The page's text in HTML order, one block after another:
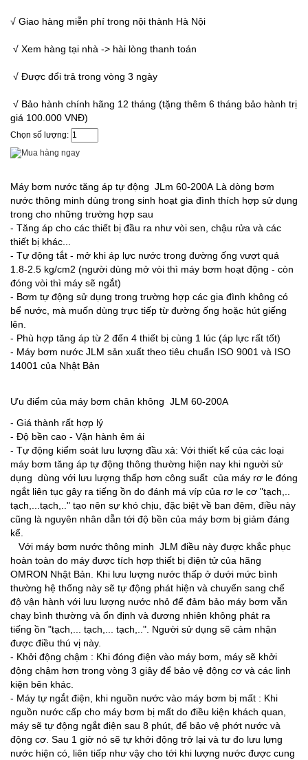
√ Giao hàng miễn phí trong nội thành Hà Nội
√ Xem hàng tại nhà -> hài lòng thanh toán
√ Được đổi trả trong vòng 3 ngày
√ Bảo hành chính hãng 12 tháng (tặng thêm 6 tháng bảo hành trị
giá 100.000 VNĐ)
Chọn số lượng:
Máy bơm nước tăng áp tự động JLm 60-200A Là dòng bơm
nước thông minh dùng trong sinh hoạt gia đình thích hợp sử dụng
trong cho những trường hợp sau
- Tăng áp cho các thiết bị đầu ra như vòi sen, chậu rửa và các
thiết bị khác...
- Tự động tắt - mở khi áp lực nước trong đường ống vượt quá
1.8-2.5 kg/cm2 (người dùng mở vòi thì máy bơm hoạt động - còn
đóng vòi thì máy sẽ ngắt)
- Bơm tự động sử dụng trong trường hợp các gia đình không có
bể nước, mà muốn dùng trực tiếp từ đường ống hoặc hút giếng
lên.
- Phù hợp tăng áp từ 2 đến 4 thiết bị cùng 1 lúc (áp lực rất tốt)
- Máy bơm nước JLM sản xuất theo tiêu chuẩn ISO 9001 và ISO
14001 của Nhật Bản
Ưu điểm của máy bơm chân không JLM 60-200A
- Giá thành rất hợp lý
- Độ bền cao - Vận hành êm ái
- Tự động kiểm soát lưu lượng đầu xả: Với thiết kế của các loại
máy bơm tăng áp tự động thông thường hiện nay khi người sử
dụng dùng với lưu lượng thấp hơn công suất của máy rơ le đóng
ngắt liên tục gây ra tiếng ồn do đánh má víp của rơ le cơ "tạch,..
tạch,...tạch,.." tạo nên sự khó chịu, đặc biệt về ban đêm, điều này
cũng là nguyên nhân dẫn tới độ bền của máy bơm bị giảm đáng
kể.
Với máy bơm nước thông minh JLM điều này được khắc phục
hoàn toàn do máy được tích hợp thiết bị điện tử của hãng
OMRON Nhật Bản. Khi lưu lượng nước thấp ở dưới mức bình
thường hệ thống này sẽ tự động phát hiện và chuyển sang chế
độ vận hành với lưu lượng nước nhỏ để đảm bảo máy bơm vẫn
chạy bình thường và ổn định và đương nhiên không phát ra
tiếng ồn "tạch,... tạch,... tạch,..". Người sử dụng sẽ cảm nhận
được điều thú vị này.
- Khởi động chậm : Khi đóng điện vào máy bơm, máy sẽ khởi
động chậm hơn trong vòng 3 giây để bảo vệ động cơ và các linh
kiện bên khác.
- Máy tự ngắt điện, khi nguồn nước vào máy bơm bị mất : Khi
nguồn nước cấp cho máy bơm bị mất do điều kiện khách quan,
máy sẽ tự động ngắt điện sau 8 phút, để bảo vệ phớt nước và
động cơ. Sau 1 giờ nó sẽ tự khởi động trở lại và tư đo lưu lựng
nước hiện có, liên tiếp như vậy cho tới khi lượng nước được cung